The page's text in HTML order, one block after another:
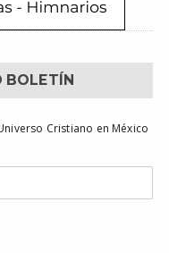
BOLETÍN
Cristiano en México